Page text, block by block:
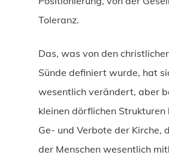
Toleranz.
Das, was von den
Sünde definiert wurde, hat
wesentlich verändert, aber
kleinen dörflichen Strukturen
Ge- und Verbote der Kirche,
der Menschen wesentlich